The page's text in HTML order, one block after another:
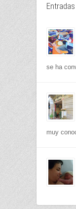
Entradas
se ha
muy